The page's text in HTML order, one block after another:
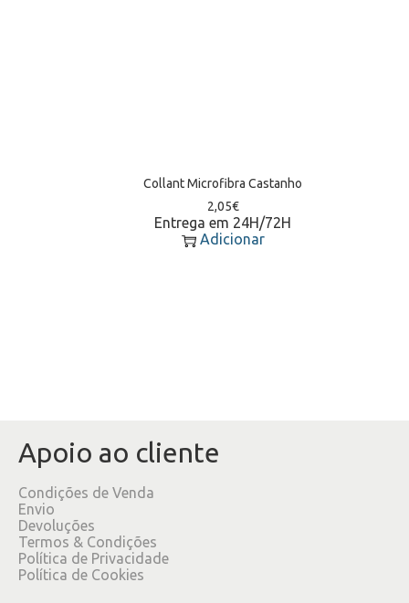
Collant Microfibra Castanho
2,05€
Entrega em 24H/72H
Adicionar
Apoio ao cliente
Condições de Venda
Envio
Devoluções
Termos & Condições
Política de Privacidade
Política de Cookies